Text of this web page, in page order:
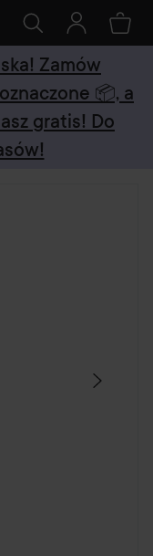
Zamów
📦, a
gratis! Do